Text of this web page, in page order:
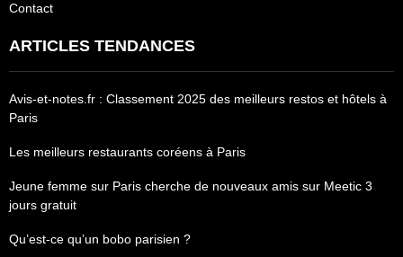
Contact
ARTICLES TENDANCES
Avis-et-notes.fr : Classement 2025 des meilleurs restos et hôtels à
Paris
Les meilleurs restaurants coréens à Paris
Jeune femme sur Paris cherche de nouveaux amis sur Meetic 3
jours gratuit
Qu’est-ce qu’un bobo parisien ?